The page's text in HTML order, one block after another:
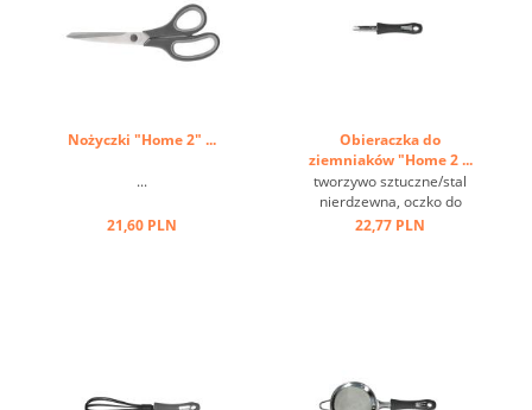
Nożyczki "Home 2" ...
...
21,60 PLN
Obieraczka do
ziemniaków "Home 2 ...
tworzywo sztuczne/stal
nierdzewna, oczko do
zawieszania ...
22,77 PLN